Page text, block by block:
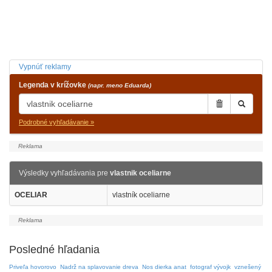
Vypnúť reklamy
Legenda v krížovke (napr. meno Eduarda)
Podrobné vyhľadávanie »
Výsledky vyhľadávania pre vlastnik oceliarne
OCELIAR vlastník oceliarne
Posledné hľadania
Priveľa hovorovo Nadrž na splavovanie dreva Nos dierka anat fotograf vývojk vznešený